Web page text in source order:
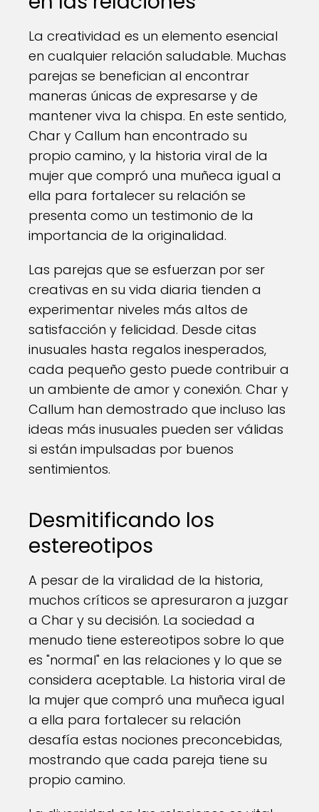
La creatividad es un elemento esencial
en cualquier relación saludable. Muchas
parejas se benefician al encontrar
maneras únicas de expresarse y de
mantener viva la chispa. En este sentido,
Char y Callum han encontrado su
propio camino, y la historia viral de la
mujer que compró una muñeca igual a
ella para fortalecer su relación se
presenta como un testimonio de la
importancia de la originalidad.
Las parejas que se esfuerzan por ser
creativas en su vida diaria tienden a
experimentar niveles más altos de
satisfacción y felicidad. Desde citas
inusuales hasta regalos inesperados,
cada pequeño gesto puede contribuir a
un ambiente de amor y conexión. Char y
Callum han demostrado que incluso las
ideas más inusuales pueden ser válidas
si están impulsadas por buenos
sentimientos.
Desmitificando los
estereotipos
A pesar de la viralidad de la historia,
muchos críticos se apresuraron a juzgar
a Char y su decisión. La sociedad a
menudo tiene estereotipos sobre lo que
es "normal" en las relaciones y lo que se
considera aceptable. La historia viral de
la mujer que compró una muñeca igual
a ella para fortalecer su relación
desafía estas nociones preconcebidas,
mostrando que cada pareja tiene su
propio camino.